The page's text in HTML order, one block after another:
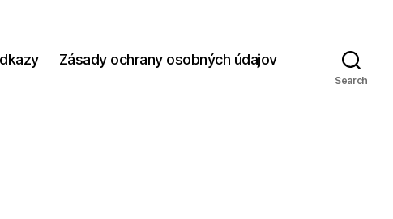
Zásady ochrany osobných údajov
Search